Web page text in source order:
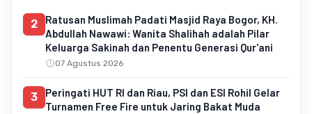
2
Ratusan Muslimah Padati Masjid Raya Bogor, KH.
Abdullah Nawawi: Wanita Shalihah adalah Pilar
Keluarga Sakinah dan Penentu Generasi Qur'ani
07 Agustus 2026
3
Peringati HUT RI dan Riau, PSI dan ESI Rohil Gelar
Turnamen Free Fire untuk Jaring Bakat Muda